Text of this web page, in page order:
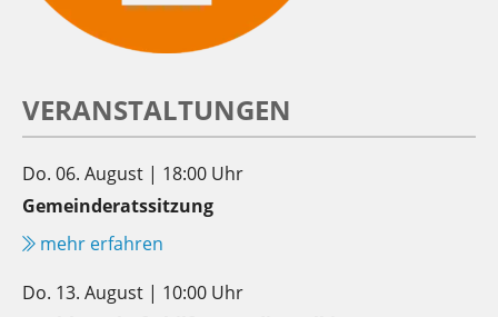
VERANSTALTUNGEN
Do. 06. August | 18:00 Uhr
Gemeinderatssitzung
mehr erfahren
Do. 13. August | 10:00 Uhr